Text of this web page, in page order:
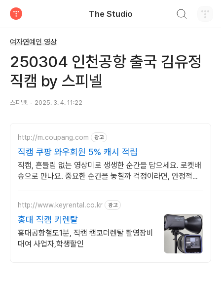
The Studio
여자연예인 영상
250304 인천공항 출국 김유정
직캠 by 스피넬
스피넬! 2025. 3. 4. 11:22
http://m.coupang.com 광고
직캠 쿠팡 와우회원 5% 캐시 적립
직캠, 흔들림 없는 영상미로 생생한 순간을 담으세요. 로켓배
송으로 만나요. 중요한 순간을 놓칠까 걱정이라면, 안정적인
http://www.keyrental.co.kr 광고
홍대 직캠 키렌탈
홍대공항철도1분, 직캠 캠코더렌탈 촬영장비
대여 사업자,학생할인